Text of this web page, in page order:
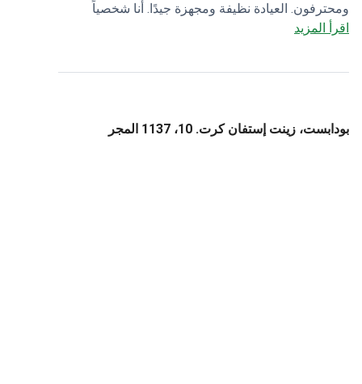
ومحترفون. العيادة نظيفة ومجهزة جيدًا. أنا شخصياً
محظوظة بكوني مريضة لدى الدكتورة جوديت ديري.
اقرأ المزيد
بودابست، زينت إستفان كرت. 10، 1137 المجر